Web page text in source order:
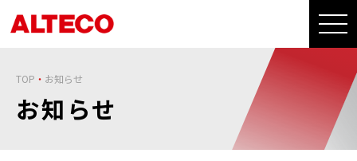
TOP お知らせ
お知らせ